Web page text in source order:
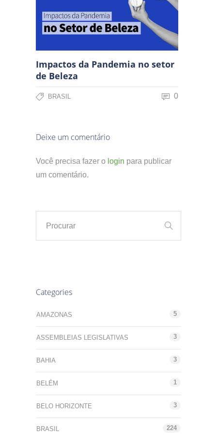
Impactos da Pandemia no setor
de Beleza
BRASIL 0
Deixe um comentário
Você precisa fazer o login para publicar
um comentário.
Categories
AMAZONAS 5
ASSEMBLEIAS LEGISLATIVAS 3
BAHIA 3
BELÉM 1
BELO HORIZONTE 3
BRASIL 224